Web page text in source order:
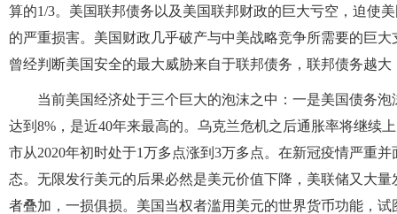
算的1/3。美国联邦债务以及美国联邦财政的巨大亏空，迫使
的严重损害。美国财政几乎破产与中美战略竞争所需要的巨
曾经判断美国安全的最大威胁来自于联邦债务，联邦债务越
当前美国经济处于三个巨大的泡沫之中：一是美国债务
达到8%，是近40年来最高的。乌克兰危机之后通胀率将继续
市从2020年初时处于1万多点涨到3万多点。在新冠疫情严重
态。无限发行美元的后果必然是美元价值下降，美联储又大
者叠加，一损俱损。美国当权者滥用美元的世界货币功能，